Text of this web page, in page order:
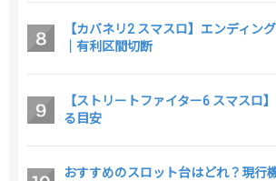
【カバネリ2 スマスロ】エンディン
｜有利区間切断
【ストリートファイター6 スマスロ
る目安
おすすめのスロット台はどれ？現行